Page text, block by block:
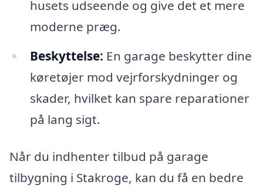
husets udseende og give det et mere
moderne præg.
Beskyttelse: En garage beskytter dine
køretøjer mod vejrforskydninger og
skader, hvilket kan spare reparationer
på lang sigt.
Når du indhenter tilbud på garage
tilbygning i Stakroge, kan du få en bedre